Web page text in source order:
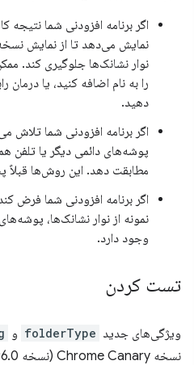
نمایش می‌دهد تا از نمایش
نوار نشانک‌ها جلوگیری کند.
را به نام اضافه کنید، یا درمان
دهید.
اگر برنامه افزودنی شما تلاش
پوشه‌های دائمی دیگر یا تلفن
مطابقت دهد. این روش‌ها قبلاً
اگر برنامه افزودنی شما فرض
نمونه از نوار نشانک‌ها،
وجود دارد.
تست کردن
ویژگی‌های جدید folderType و
نسخه Chrome Canary (نسخه 138.0.7196.0 یا جدیدتر)